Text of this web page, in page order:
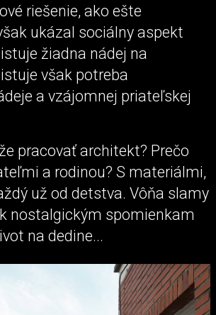
riešenie, ako ešte
ukázal sociálny aspekt
žiadna nádej na
však potreba
a vzájomnej priateľskej
pracovať architekt? Prečo
a rodinou? S materiálmi,
už od detstva. Vôňa slamy
nostalgickým spomienkam
na dedine...